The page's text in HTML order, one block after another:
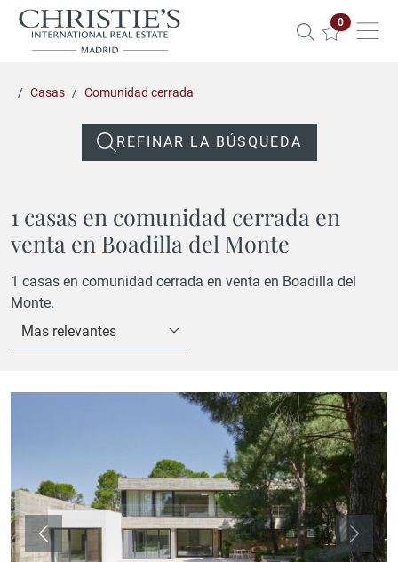
0
Casas Comunidad cerrada
REFINAR LA BÚSQUEDA
1 casas en comunidad cerrada en
venta en Boadilla del Monte
1 casas en comunidad cerrada en venta en Boadilla del
Monte.
Mas relevantes
Anterior